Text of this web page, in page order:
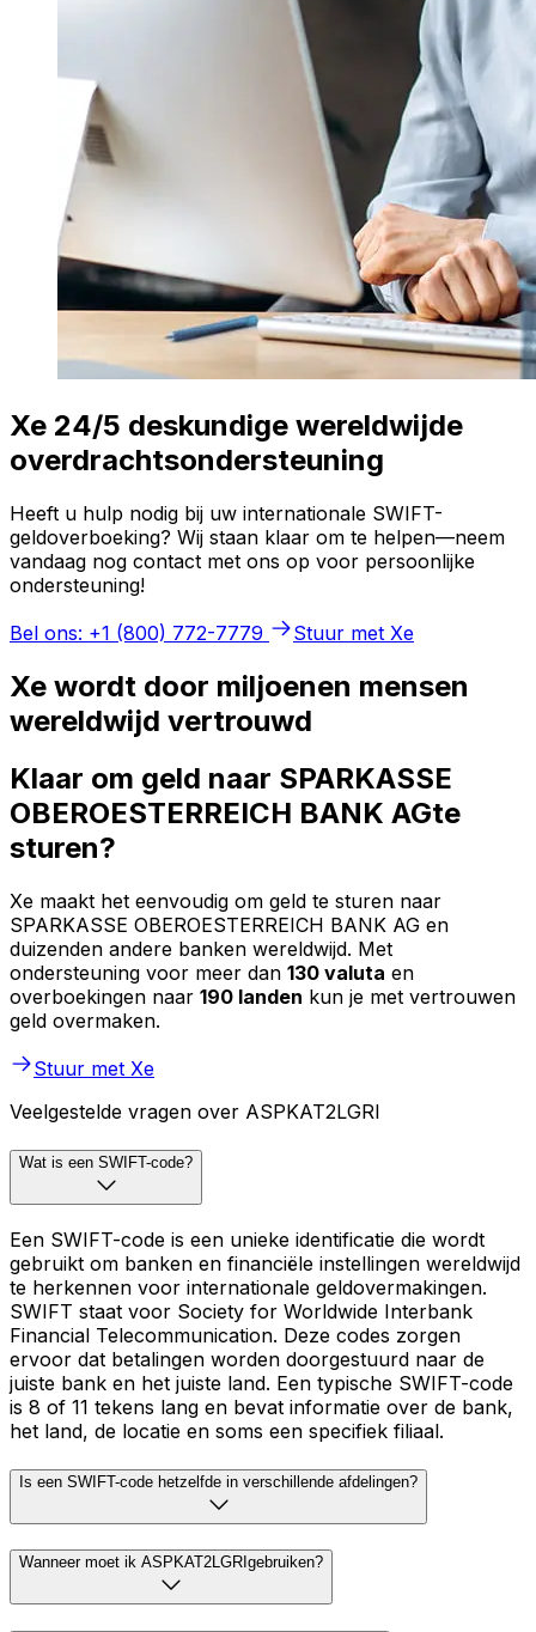
Xe 24/5 deskundige wereldwijde
overdrachtsondersteuning
Heeft u hulp nodig bij uw internationale SWIFT-
geldoverboeking? Wij staan klaar om te helpen—neem
vandaag nog contact met ons op voor persoonlijke
ondersteuning!
Bel ons: +1 (800) 772-7779
Stuur met Xe
Xe wordt door miljoenen mensen
wereldwijd vertrouwd
Klaar om geld naar SPARKASSE
OBEROESTERREICH BANK AGte
sturen?
Xe maakt het eenvoudig om geld te sturen naar
SPARKASSE OBEROESTERREICH BANK AG en
duizenden andere banken wereldwijd. Met
ondersteuning voor meer dan 130 valuta en
overboekingen naar 190 landen kun je met vertrouwen
geld overmaken.
Stuur met Xe
Veelgestelde vragen over ASPKAT2LGRI
Wat is een SWIFT-code?
Een SWIFT-code is een unieke identificatie die wordt
gebruikt om banken en financiële instellingen wereldwijd
te herkennen voor internationale geldovermakingen.
SWIFT staat voor Society for Worldwide Interbank
Financial Telecommunication. Deze codes zorgen
ervoor dat betalingen worden doorgestuurd naar de
juiste bank en het juiste land. Een typische SWIFT-code
is 8 of 11 tekens lang en bevat informatie over de bank,
het land, de locatie en soms een specifiek filiaal.
Is een SWIFT-code hetzelfde in verschillende afdelingen?
Wanneer moet ik ASPKAT2LGRIgebruiken?